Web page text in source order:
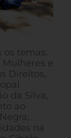
os temas:
Mulheres e
Direitos,
da Silva,
ao
na